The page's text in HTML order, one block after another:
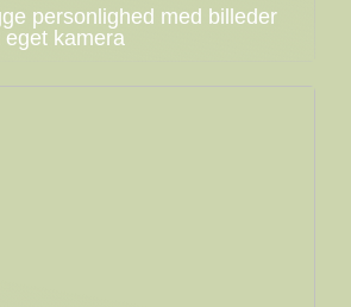
personlighed med billeder
kamera